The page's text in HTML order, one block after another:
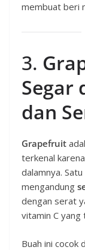
membuat beri
3.
Segar
dan
Grapefruit
terkenal
dalamnya.
mengandung
dengan serat
vitamin C yang
Buah ini cocok